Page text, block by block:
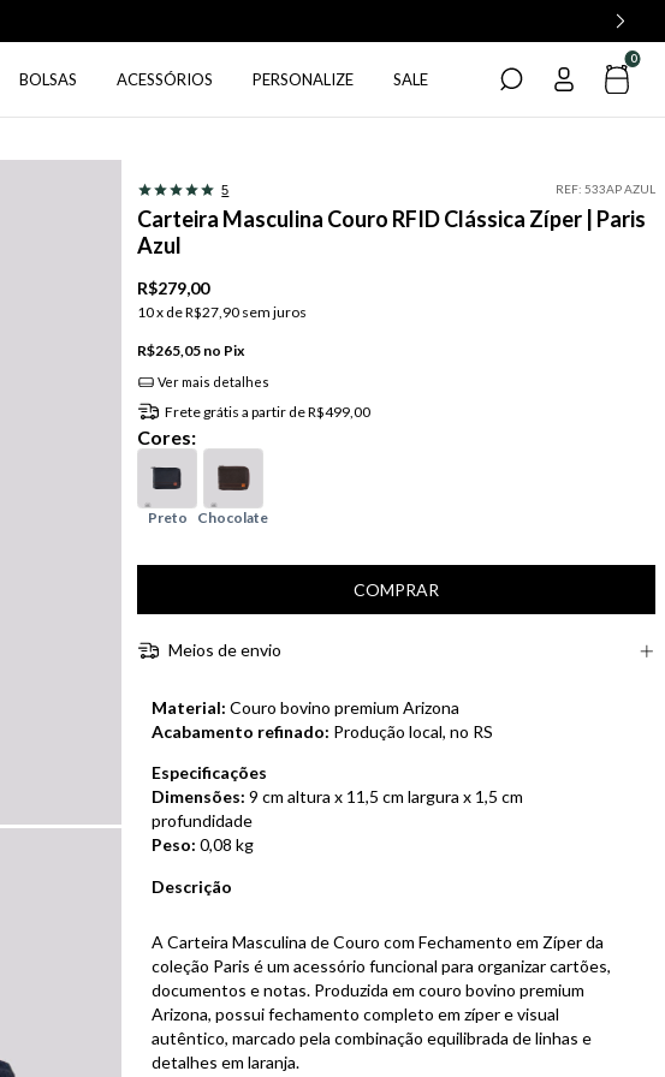
BOLSAS ACESSÓRIOS PERSONALIZE SALE
0
5 REF: 533AP AZUL
Carteira Masculina Couro RFID Clássica Zíper | Paris
Azul
R$279,00
10x deR$27,90 sem juros
R$265,05 Pix
Ver mais detalhes
Frete grátis a partir deR$499,00
Cores:
Meios de envio
Material: Couro bovino premium Arizona
Acabamento refinado: Produção local, no RS
Especificações
Dimensões: 9 cm altura x 11,5 cm largura x 1,5 cm
profundidade
Peso: 0,08 kg
Descrição
A Carteira Masculina de Couro com Fechamento em Zíper da
coleção Paris é um acessório funcional para organizar cartões,
documentos e notas. Produzida em couro bovino premium
Arizona, possui fechamento completo em zíper e visual
autêntico, marcado pela combinação equilibrada de linhas e
detalhes em laranja.